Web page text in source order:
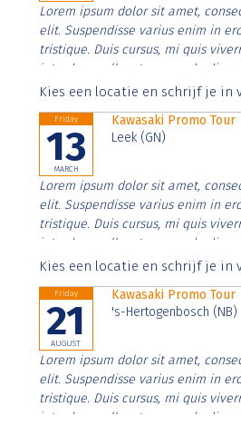
Lorem ipsum dolor sit amet,
elit. Suspendisse varius enim in
tristique. Duis cursus, mi quis
interdum nulla, ut commodo diam
Aenean faucibus nibh et justo
Kies een locatie en schrijf je in
Friday
13
MARCH
Kawasaki Promo Tour
Leek (GN)
Lorem ipsum dolor sit amet,
elit. Suspendisse varius enim in
tristique. Duis cursus, mi quis
interdum nulla, ut commodo diam
Aenean faucibus nibh et justo
Kies een locatie en schrijf je in
Friday
21
AUGUST
Kawasaki Promo Tour
's-Hertogenbosch (NB)
Lorem ipsum dolor sit amet,
elit. Suspendisse varius enim in
tristique. Duis cursus, mi quis
interdum nulla, ut commodo diam